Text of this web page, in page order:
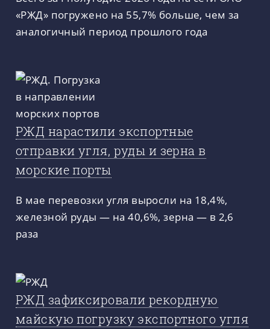
«РЖД» погружено на 55,7% больше, чем за
аналогичный период прошлого года
РЖД нарастили экспортные
отправки угля, руды и зерна в
морские порты
В мае перевозки угля выросли на 18,4%,
железной руды — на 40,6%, зерна — в 2,6
раза
РЖД зафиксировали рекордную
майскую погрузку экспортного угля